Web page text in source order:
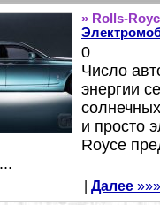
» Rolls-
0
Число
энергии
и просто
Royce
Далее »»»